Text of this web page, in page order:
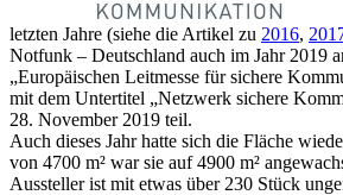
letzten Jahre (siehe die Artikel zu 2016,
Notfunk – Deutschland auch im Jahr 2019
„Europäischen Leitmesse für sichere
mit dem Untertitel „Netzwerk sichere
28. November 2019 teil.
Auch dieses Jahr hatte sich die Fläche
von 4700 m² war sie auf 4900 m²
Aussteller ist mit etwas über 230 Stück